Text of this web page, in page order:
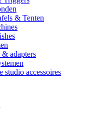
& Tenten
adapters
studio accessoires